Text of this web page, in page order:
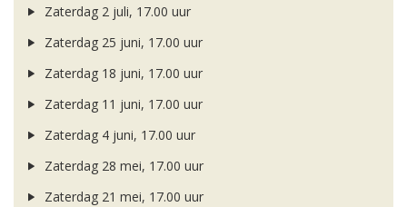
Zaterdag 2 juli, 17.00 uur
Zaterdag 25 juni, 17.00 uur
Zaterdag 18 juni, 17.00 uur
Zaterdag 11 juni, 17.00 uur
Zaterdag 4 juni, 17.00 uur
Zaterdag 28 mei, 17.00 uur
Zaterdag 21 mei, 17.00 uur